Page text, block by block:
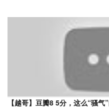
【越哥】豆瓣8 5分，这么“骚